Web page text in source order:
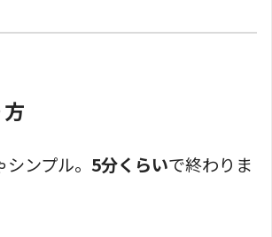
ンプル。 5分くらいで終わりま